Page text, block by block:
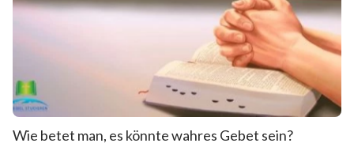
Wie betet man, es könnte wahres Gebet sein?